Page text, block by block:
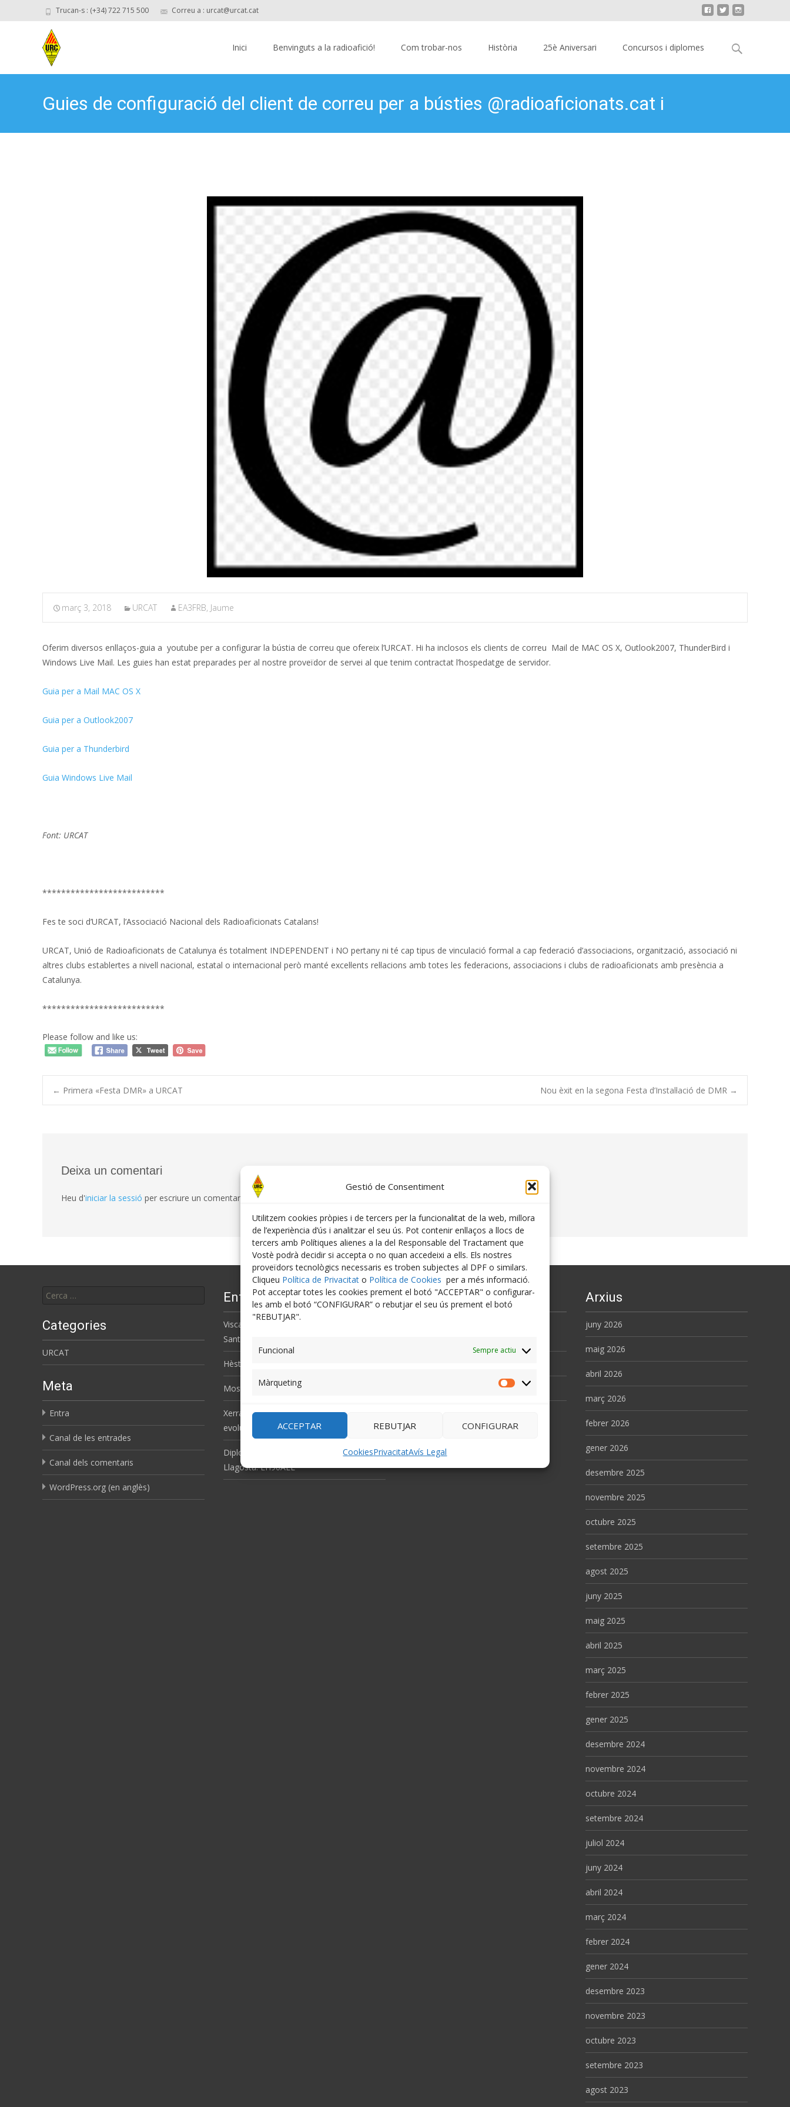
Gestió de Consentiment
Utilitzem cookies pròpies i de tercers per la funcionalitat de la web, millora
de l’experiència d’ús i analitzar el seu ús. Pot contenir enllaços a llocs de
tercers amb Polítiques alienes a la del Responsable del Tractament que
Vostè podrà decidir si accepta o no quan accedeixi a ells. Els nostres
proveïdors tecnològics necessaris es troben subjectes al DPF o similars.
Cliqueu Política de Privacitat o Política de Cookies per a més informació.
Pot acceptar totes les cookies prement el botó "ACCEPTAR" o configurar-
les amb el botó “CONFIGURAR” o rebutjar el seu ús prement el botó
"REBUTJAR".
Funcional Sempre actiu
Màrqueting
Màrqueting
ACCEPTAR REBUTJAR CONFIGURAR
CookiesPrivacitatAvís Legal
Trucan-s : (+34) 722 715 500 Correu a : urcat@urcat.cat
Inici Benvinguts a la radioafició! Com trobar-nos Història 25è Aniversari Concursos i diplomes Cerca:
Guies de configuració del client de correu per a bústies @radioaficionats.cat i
març 3, 2018 URCAT EA3FRB, Jaume
Oferim diversos enllaços-guia a youtube per a configurar la bústia de correu que ofereix l’URCAT. Hi ha inclosos els clients de correu Mail de MAC OS X, Outlook2007, ThunderBird i
Windows Live Mail. Les guies han estat preparades per al nostre proveïdor de servei al que tenim contractat l’hospedatge de servidor.
Guia per a Mail MAC OS X
Guia per a Outlook2007
Guia per a Thunderbird
Guia Windows Live Mail
Font: URCAT
**************************
Fes te soci d’URCAT, l’Associació Nacional dels Radioaficionats Catalans!
URCAT, Unió de Radioaficionats de Catalunya és totalment INDEPENDENT i NO pertany ni té cap tipus de vinculació formal a cap federació d’associacions, organització, associació ni
altres clubs establertes a nivell nacional, estatal o internacional però manté excel·lents rel·lacions amb totes les federacions, associacions i clubs de radioaficionats amb presència a
Catalunya.
**************************
Please follow and like us:
Post
← Primera «Festa DMR» a URCAT Nou èxit en la segona Festa d’Instal·lació de DMR →
Deixa un comentari
Heu d'iniciar la sessió per escriure un comentari.
Entrades recents
Visca la ràdio! Visca els Països Catalans!
Sant Joan 2026
Hèsta d’Aran, 2026
Mostra d’Entitats de La Llagosta 2026
Xerrada: Cap a on va l’univers? Origen,
evolució i final del cosmos.
Diploma 90 anys de l’Ajuntament de La
Llagosta: EH90ALL
Comentaris recents Arxius
juny 2026
maig 2026
abril 2026
març 2026
febrer 2026
gener 2026
desembre 2025
novembre 2025
octubre 2025
setembre 2025
agost 2025
juny 2025
maig 2025
abril 2025
març 2025
febrer 2025
gener 2025
desembre 2024
novembre 2024
octubre 2024
setembre 2024
juliol 2024
juny 2024
abril 2024
març 2024
febrer 2024
gener 2024
desembre 2023
novembre 2023
octubre 2023
setembre 2023
agost 2023
Categories
URCAT
Meta
Entra
Canal de les entrades
Canal dels comentaris
WordPress.org (en anglès)